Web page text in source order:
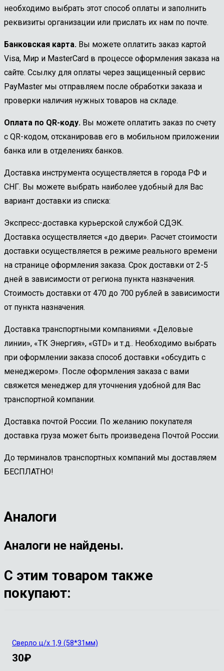
необходимо выбрать этот способ оплаты и заполнить
реквизиты организации или прислать их нам по почте.
Банковская карта. Вы можете оплатить заказ картой
Visa, Мир и MasterCard в процессе оформления заказа на
сайте. Ссылку для оплаты через защищенный сервис
PayMaster мы отправляем после обработки заказа и
проверки наличия нужных товаров на складе.
Оплата по QR-коду. Вы можете оплатить заказ по счету
с QR-кодом, отсканировав его в мобильном приложении
банка или в отделениях банков.
Доставка инструмента осуществляется в города РФ и
СНГ. Вы можете выбрать наиболее удобный для Вас
вариант доставки из списка:
Экспресс-доставка курьерской службой СДЭК.
Доставка осуществляется «до двери». Расчет стоимости
доставки осуществляется в режиме реального времени
на странице оформления заказа. Срок доставки от 2-5
дней в зависимости от региона пункта назначения.
Стоимость доставки от 470 до 700 рублей в зависимости
от пункта назначения.
Доставка транспортными компаниями. «Деловые
линии», «ТК Энергия», «GTD» и т.д.. Необходимо выбрать
при оформлении заказа способ доставки «обсудить с
менеджером». После оформления заказа с вами
свяжется менеджер для уточнения удобной для Вас
транспортной компании.
Доставка почтой России. По желанию покупателя
доставка груза может быть произведена Почтой России.
До терминалов транспортных компаний мы доставляем
БЕСПЛАТНО!
Аналоги
Аналоги не найдены.
С этим товаром также
покупают:
Сверло ц/х 1,9 (58*31мм)
30₽